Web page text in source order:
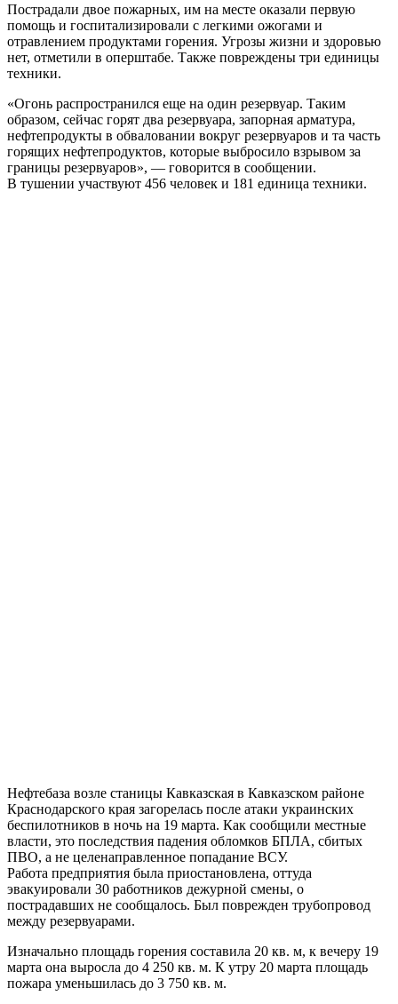
Пострадали двое пожарных, им на месте оказали первую
помощь и госпитализировали с легкими ожогами и
отравлением продуктами горения. Угрозы жизни и здоровью
нет, отметили в оперштабе. Также повреждены три единицы
техники.
«Огонь распространился еще на один резервуар. Таким
образом, сейчас горят два резервуара, запорная арматура,
нефтепродукты в обваловании вокруг резервуаров и та часть
горящих нефтепродуктов, которые выбросило взрывом за
границы резервуаров», — говорится в сообщении.
В тушении участвуют 456 человек и 181 единица техники.
Нефтебаза возле станицы Кавказская в Кавказском районе
Краснодарского края загорелась после атаки украинских
беспилотников в ночь на 19 марта. Как сообщили местные
власти, это последствия падения обломков БПЛА, сбитых
ПВО, а не целенаправленное попадание ВСУ.
Работа предприятия была приостановлена, оттуда
эвакуировали 30 работников дежурной смены, о
пострадавших не сообщалось. Был поврежден трубопровод
между резервуарами.
Изначально площадь горения составила 20 кв. м, к вечеру 19
марта она выросла до 4 250 кв. м. К утру 20 марта площадь
пожара уменьшилась до 3 750 кв. м.